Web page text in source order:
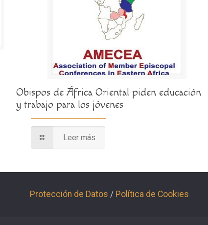
Obispos de África Oriental piden educación
y trabajo para los jóvenes
Leer más
Protección de Datos / Política de Cookies